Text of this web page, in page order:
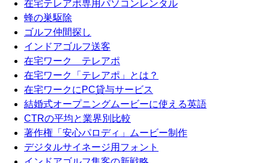
在宅テレアポ専用パソコンレンタル
蜂の巣駆除
ゴルフ仲間探し
インドアゴルフ送客
在宅ワーク テレアポ
在宅ワーク「テレアポ」とは？
在宅ワークにPC貸与サービス
結婚式オープニングムービーに使える英語
CTRの平均と業界別比較
著作権「安心パロディ」ムービー制作
デジタルサイネージ用フォント